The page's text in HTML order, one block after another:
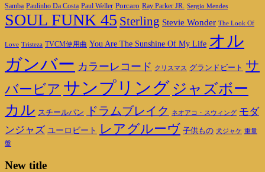
Samba Paulinho Da Costa Paul Weller Porcaro Ray Parker JR. Sergio Mendes
SOUL FUNK 45 Sterling Stevie Wonder The Look Of
Love Tristeza TVCM使用曲 You Are The Sunshine Of My Life オル
ガンバー カラーレコード クリスマス グランドビート サ
バービア サンプリング ジャズボー
カル スチールパン ドラムブレイク ネオアコ・スウィング モダ
ンジャズ ユーロビート レアグルーヴ 子供もの 犬ジャケ 重量
盤
New title